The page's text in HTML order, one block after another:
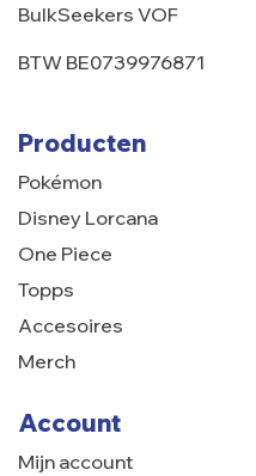
Producten
Pokémon
Disney Lorcana
One Piece
Topps
Accesoires
Merch
Account
Mijn account
BulkSeekers VOF
BTW BE0739976871